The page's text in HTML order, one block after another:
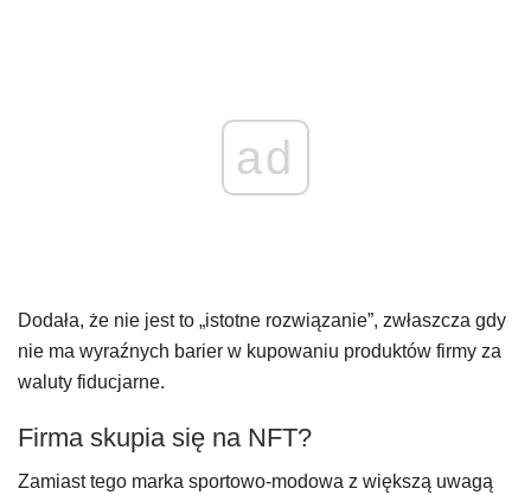
ad
Dodała, że nie jest to „istotne rozwiązanie”, zwłaszcza gdy
nie ma wyraźnych barier w kupowaniu produktów firmy za
waluty fiducjarne.
Firma skupia się na NFT?
Zamiast tego marka sportowo-modowa z większą uwagą